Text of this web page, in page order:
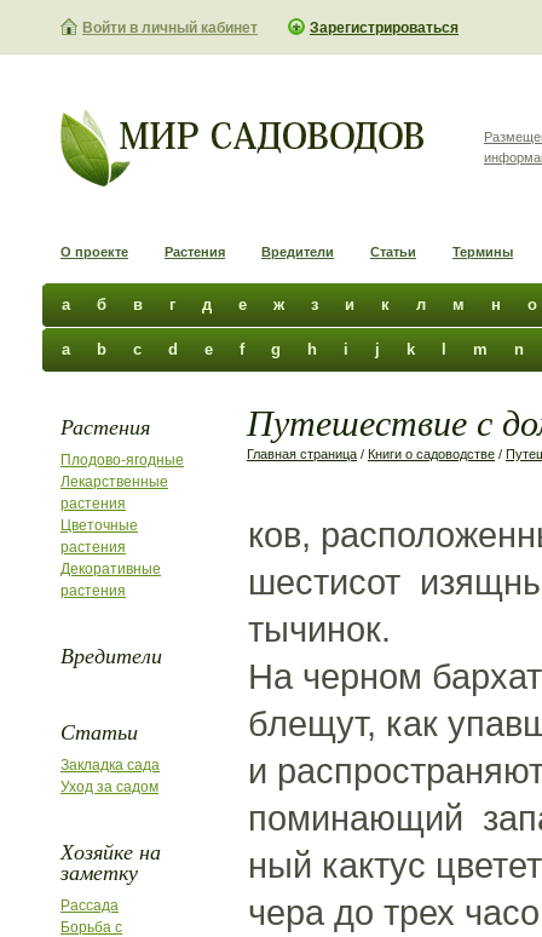
Войти в личный кабинет Зарегистрироваться
О проекте Растения Вредители Статьи Термины
а б в г д е ж з и к л м н о
a b c d e f g h i j k m n
Растения
Плодово-ягодные
Лекарственные
растения
Цветочные
растения
Декоративные
растения
Вредители
Статьи
Закладка сада
Уход за садом
Хозяйке на
заметку
Рассада
Борьба с
Путешествие с
Главная страница / Книги о садоводстве /
ков,
шестисот
тычинок.
На черном
блещут, как
и
поминающий
ный кактус
чера до трех